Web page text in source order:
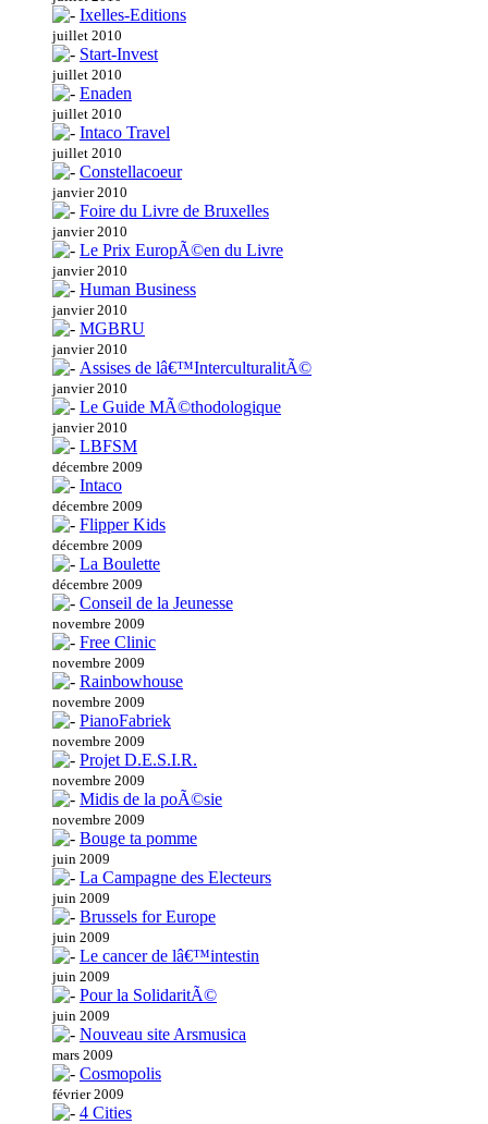
Ixelles-Editions
juillet 2010
Start-Invest
juillet 2010
Enaden
juillet 2010
Intaco Travel
juillet 2010
Constellacoeur
janvier 2010
Foire du Livre de Bruxelles
janvier 2010
Le Prix EuropÃ©en du Livre
janvier 2010
Human Business
janvier 2010
MGBRU
janvier 2010
Assises de lâ€™InterculturalitÃ©
janvier 2010
Le Guide MÃ©thodologique
janvier 2010
LBFSM
décembre 2009
Intaco
décembre 2009
Flipper Kids
décembre 2009
La Boulette
décembre 2009
Conseil de la Jeunesse
novembre 2009
Free Clinic
novembre 2009
Rainbowhouse
novembre 2009
PianoFabriek
novembre 2009
Projet D.E.S.I.R.
novembre 2009
Midis de la poÃ©sie
novembre 2009
Bouge ta pomme
juin 2009
La Campagne des Electeurs
juin 2009
Brussels for Europe
juin 2009
Le cancer de lâ€™intestin
juin 2009
Pour la SolidaritÃ©
juin 2009
Nouveau site Arsmusica
mars 2009
Cosmopolis
février 2009
4 Cities